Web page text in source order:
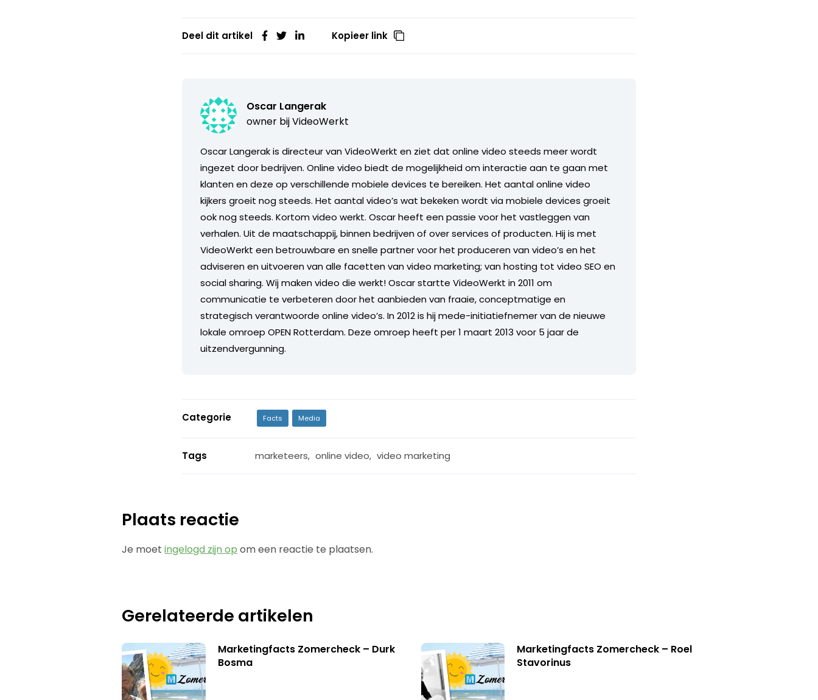
Deel dit artikel Kopieer link
Oscar Langerak
owner bijVideoWerkt
Oscar Langerak is directeur van VideoWerkt en ziet dat online video steeds meer wordt
ingezet door bedrijven. Online video biedt de mogelijkheid om interactie aan te gaan met
klanten en deze op verschillende mobiele devices te bereiken. Het aantal online video
kijkers groeit nog steeds. Het aantal video’s wat bekeken wordt via mobiele devices groeit
ook nog steeds. Kortom video werkt. Oscar heeft een passie voor het vastleggen van
verhalen. Uit de maatschappij, binnen bedrijven of over services of producten. Hij is met
VideoWerkt een betrouwbare en snelle partner voor het produceren van video’s en het
adviseren en uitvoeren van alle facetten van video marketing; van hosting tot video SEO en
social sharing. Wij maken video die werkt! Oscar startte VideoWerkt in 2011 om
communicatie te verbeteren door het aanbieden van fraaie, conceptmatige en
strategisch verantwoorde online video’s. In 2012 is hij mede-initiatiefnemer van de nieuwe
lokale omroep OPEN Rotterdam. Deze omroep heeft per 1 maart 2013 voor 5 jaar de
uitzendvergunning.
Categorie Facts Media
Tags marketeers, online video, video marketing
Plaats reactie
Je moetingelogd zijn op om een reactie te plaatsen.
Gerelateerde artikelen
Marketingfacts Zomercheck – Durk
Bosma
Marketingfacts Zomercheck – Roel
Stavorinus